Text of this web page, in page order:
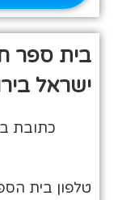
בית ספר
ישראל
כתובת
טלפון בית הספר: 02-